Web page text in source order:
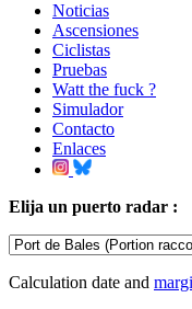
Noticias
Ascensiones
Ciclistas
Pruebas
Watt the fuck ?
Simulador
Contacto
Enlaces
Elija un puerto radar :
Calculation date and